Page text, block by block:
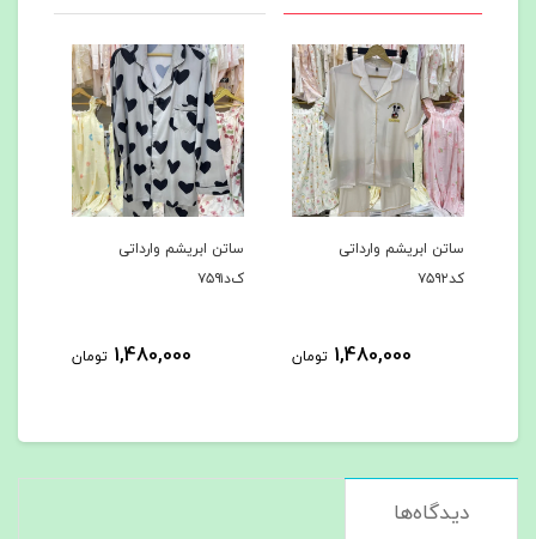
ساتن ابریشم وارداتی
ک‌د۷۵۹۱
1,480,000 تومان
ساتن ابریشم وارداتی
کد۷۵۹۰
1,480,000 تومان
دیدگاه‌ها